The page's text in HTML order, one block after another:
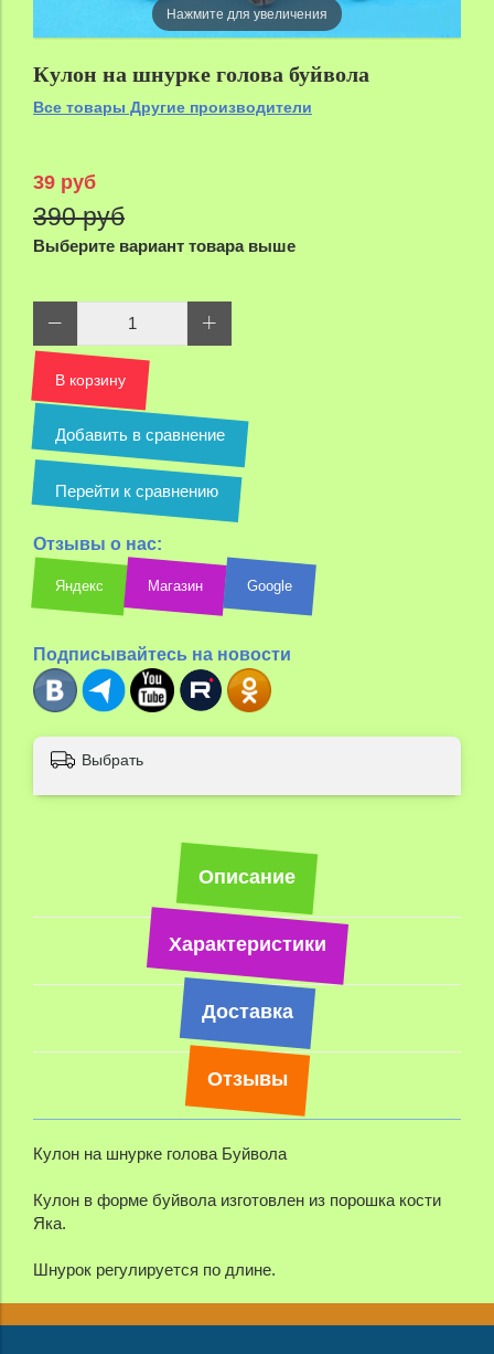
Нажмите для увеличения
Кулон на шнурке голова буйвола
Все товары Другие производители
39 руб
390 руб
Выберите вариант товара выше
В корзину
Добавить в сравнение
Перейти к сравнению
Отзывы о нас:
Яндекс Магазин Google
Подписывайтесь на новости
Выбрать
Описание
Характеристики
Доставка
Отзывы
Кулон на шнурке голова Буйвола
Кулон в форме буйвола изготовлен из порошка кости
Яка.
Шнурок регулируется по длине.